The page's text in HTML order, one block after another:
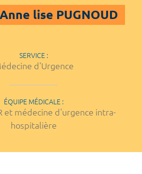
lise PUGNOUD
SERVICE :
d'Urgence
ÉQUIPE MÉDICALE :
et médecine d'urgence intra-
hospitalière